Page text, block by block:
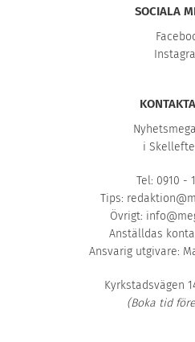
SOCIALA
i
Tel: 0910 -
Tips:
Övrigt:
Anställdas
Ansvarig utgivare:
Kyrkstadsvägen
(Boka tid